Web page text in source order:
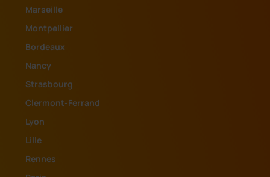
Marseille
Montpellier
Bordeaux
Nancy
Strasbourg
Clermont-Ferrand
Lyon
Lille
Rennes